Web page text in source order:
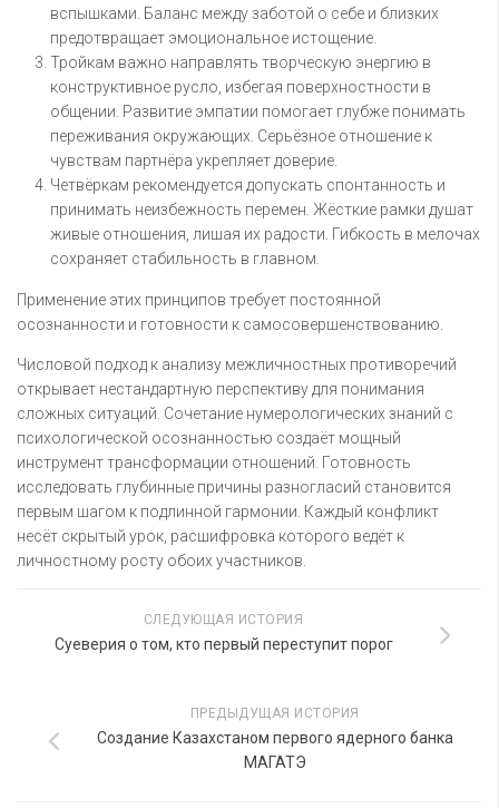
вспышками. Баланс между заботой о себе и близких
предотвращает эмоциональное истощение.
Тройкам важно направлять творческую энергию в
конструктивное русло, избегая поверхностности в
общении. Развитие эмпатии помогает глубже понимать
переживания окружающих. Серьёзное отношение к
чувствам партнёра укрепляет доверие.
Четвёркам рекомендуется допускать спонтанность и
принимать неизбежность перемен. Жёсткие рамки душат
живые отношения, лишая их радости. Гибкость в мелочах
сохраняет стабильность в главном.
Применение этих принципов требует постоянной
осознанности и готовности к самосовершенствованию.
Числовой подход к анализу межличностных противоречий
открывает нестандартную перспективу для понимания
сложных ситуаций. Сочетание нумерологических знаний с
психологической осознанностью создаёт мощный
инструмент трансформации отношений. Готовность
исследовать глубинные причины разногласий становится
первым шагом к подлинной гармонии. Каждый конфликт
несёт скрытый урок, расшифровка которого ведёт к
личностному росту обоих участников.
СЛЕДУЮЩАЯ ИСТОРИЯ
Суеверия о том, кто первый переступит порог
ПРЕДЫДУЩАЯ ИСТОРИЯ
Создание Казахстаном первого ядерного банка
МАГАТЭ